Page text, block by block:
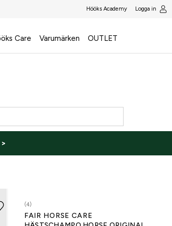
Hööks Academy Logga in
Care Varumärken OUTLET
(4)
FAIR HORSE CARE